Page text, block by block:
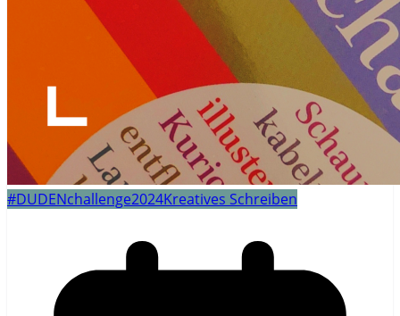
#DUDENchallenge2024Kreatives Schreiben